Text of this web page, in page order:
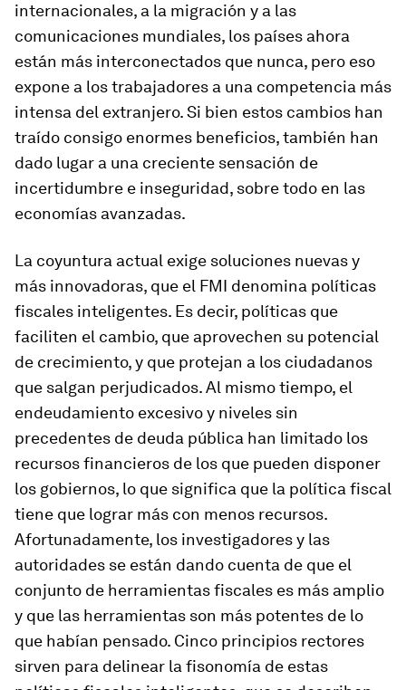
internacionales, a la migración y a las
comunicaciones mundiales, los países ahora
están más interconectados que nunca, pero eso
expone a los trabajadores a una competencia más
intensa del extranjero. Si bien estos cambios han
traído consigo enormes beneficios, también han
dado lugar a una creciente sensación de
incertidumbre e inseguridad, sobre todo en las
economías avanzadas.
La coyuntura actual exige soluciones nuevas y
más innovadoras, que el FMI denomina políticas
fiscales inteligentes. Es decir, políticas que
faciliten el cambio, que aprovechen su potencial
de crecimiento, y que protejan a los ciudadanos
que salgan perjudicados. Al mismo tiempo, el
endeudamiento excesivo y niveles sin
precedentes de deuda pública han limitado los
recursos financieros de los que pueden disponer
los gobiernos, lo que significa que la política fiscal
tiene que lograr más con menos recursos.
Afortunadamente, los investigadores y las
autoridades se están dando cuenta de que el
conjunto de herramientas fiscales es más amplio
y que las herramientas son más potentes de lo
que habían pensado. Cinco principios rectores
sirven para delinear la fisonomía de estas